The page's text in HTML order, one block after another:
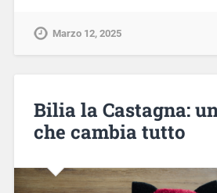
Marzo 12, 2025
Bilia la Castagna:
che cambia tutto